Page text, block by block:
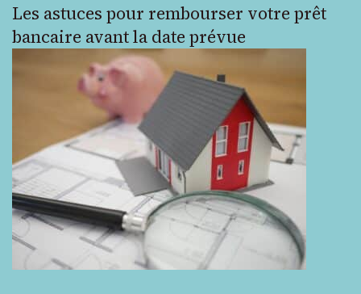
Les astuces pour rembourser votre prêt
bancaire avant la date prévue